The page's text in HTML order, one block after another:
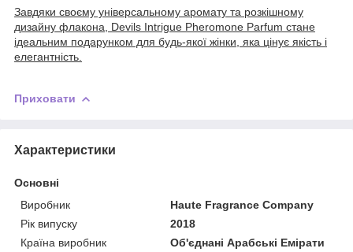
Завдяки своєму універсальному аромату та розкішному
дизайну флакона, Devils Intrigue Pheromone Parfum стане
ідеальним подарунком для будь-якої жінки, яка цінує якість і
елегантність.
Приховати
Характеристики
Основні
Виробник
Haute Fragrance Company
Рік випуску
2018
Країна виробник
Об'єднані Арабські Емірати